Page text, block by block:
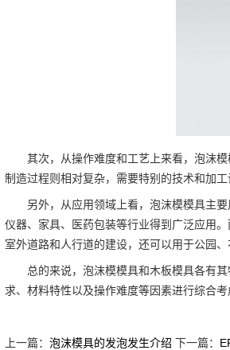
其次，从操作难度和工艺上来看，泡沫模
制造过程则相对复杂，需要特别的技术和加
另外，从应用领域上看，泡沫模模具主要
仪器、家具、医药包装等行业得到广泛应用
室外道路和人行道的建设，还可以用于公园、
总的来说，泡沫模模具和木板模具各有其
求、材料特性以及操作难度等因素进行综合考
上一篇： 泡沫模具的发泡发生介绍 下一篇：